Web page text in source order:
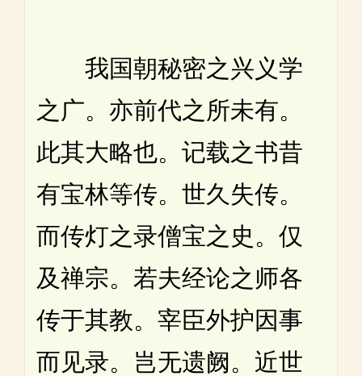
我国朝秘密之兴义学
之广。亦前代之所未有。
此其大略也。记载之书昔
有宝林等传。世久失传。
而传灯之录僧宝之史。仅
及禅宗。若夫经论之师各
传于其教。宰臣外护因事
而见录。岂无遗阙。近世